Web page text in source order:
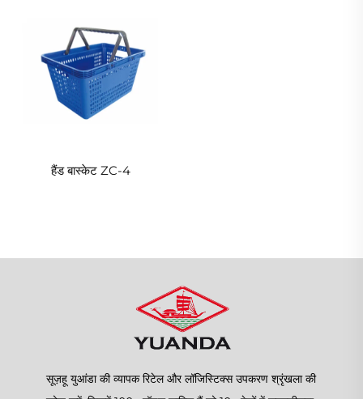
हैंड बास्केट ZC-4
सूज़हू युआंडा की व्यापक रिटेल और लॉजिस्टिक्स उपकरण श्रृंखला की